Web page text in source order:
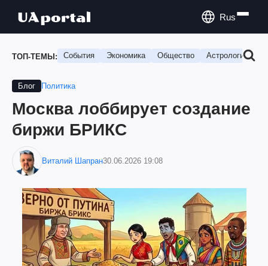
Rus
ТОП-ТЕМЫ: События Экономика Общество Астрология
Блог Политика
Москва лоббирует создание
биржи БРИКС
Виталий Шапран30.06.2026 19:08